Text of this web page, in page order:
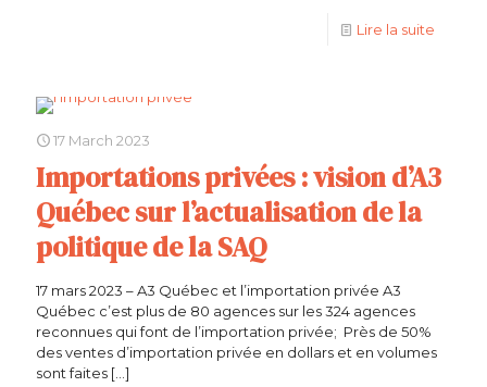
Lire la suite
17 March 2023
Importations privées : vision d’A3
Québec sur l’actualisation de la
politique de la SAQ
17 mars 2023 – A3 Québec et l’importation privée A3
Québec c’est plus de 80 agences sur les 324 agences
reconnues qui font de l’importation privée; Près de 50%
des ventes d’importation privée en dollars et en volumes
sont faites […]